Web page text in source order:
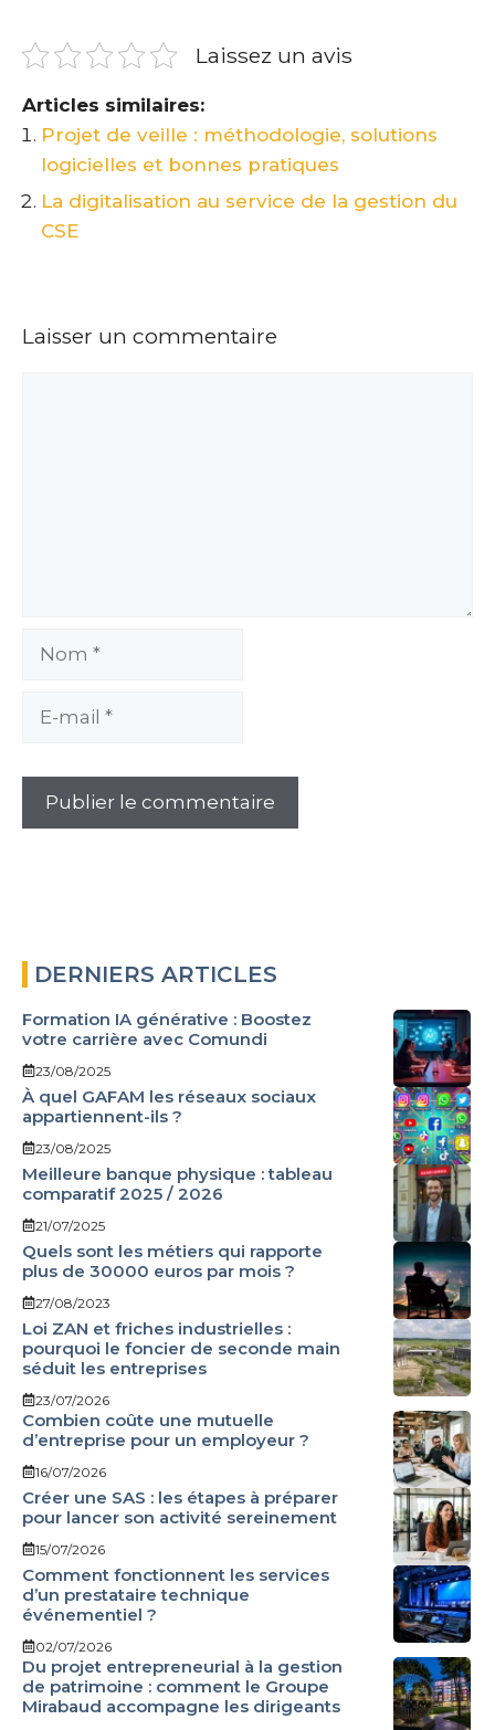
Laissez un avis
Articles similaires:
Projet de veille : méthodologie, solutions
logicielles et bonnes pratiques
La digitalisation au service de la gestion du
CSE
Laisser un commentaire
DERNIERS ARTICLES
Formation IA générative : Boostez
votre carrière avec Comundi
23/08/2025
À quel GAFAM les réseaux sociaux
appartiennent-ils ?
23/08/2025
Meilleure banque physique : tableau
comparatif 2025 / 2026
21/07/2025
Quels sont les métiers qui rapporte
plus de 30000 euros par mois ?
27/08/2023
Loi ZAN et friches industrielles :
pourquoi le foncier de seconde main
séduit les entreprises
23/07/2026
Combien coûte une mutuelle
d’entreprise pour un employeur ?
16/07/2026
Créer une SAS : les étapes à préparer
pour lancer son activité sereinement
15/07/2026
Comment fonctionnent les services
d’un prestataire technique
événementiel ?
02/07/2026
Du projet entrepreneurial à la gestion
de patrimoine : comment le Groupe
Mirabaud accompagne les dirigeants